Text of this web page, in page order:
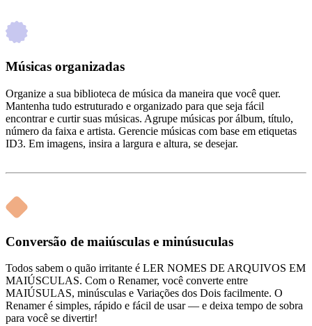
Músicas organizadas
Organize a sua biblioteca de música da maneira que você quer.
Mantenha tudo estruturado e organizado para que seja fácil
encontrar e curtir suas músicas. Agrupe músicas por álbum, título,
número da faixa e artista. Gerencie músicas com base em etiquetas
ID3. Em imagens, insira a largura e altura, se desejar.
Conversão de maiúsculas e minúsuculas
Todos sabem o quão irritante é LER NOMES DE ARQUIVOS EM
MAIÚSCULAS. Com o Renamer, você converte entre
MAIÚSULAS, minúsculas e Variações dos Dois facilmente. O
Renamer é simples, rápido e fácil de usar — e deixa tempo de sobra
para você se divertir!